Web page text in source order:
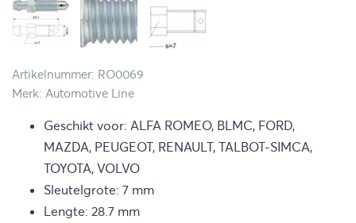
Artikelnummer: RO0069
Merk: Automotive Line
Geschikt voor: ALFA ROMEO, BLMC, FORD,
MAZDA, PEUGEOT, RENAULT, TALBOT-SIMCA,
TOYOTA, VOLVO
Sleutelgrote: 7 mm
Lengte: 28.7 mm